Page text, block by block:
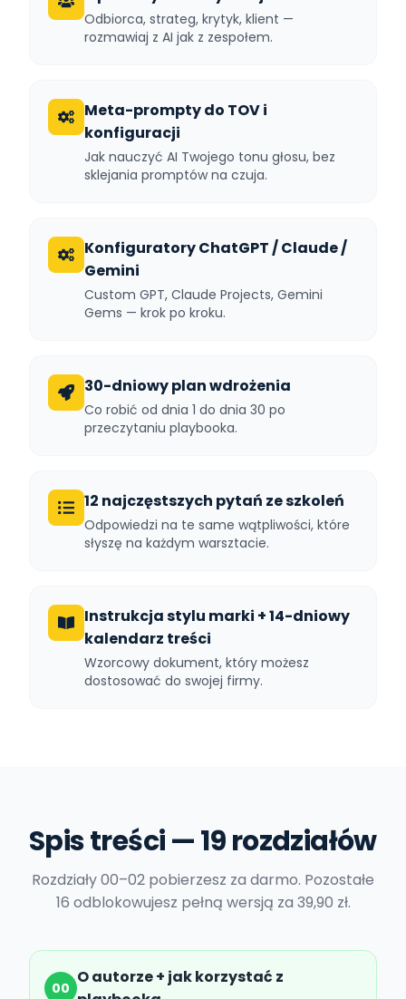
Odbiorca, strateg, krytyk, klient —
rozmawiaj z AI jak z zespołem.
Meta-prompty do TOV i
konfiguracji
Jak nauczyć AI Twojego tonu głosu, bez
sklejania promptów na czuja.
Konfiguratory ChatGPT / Claude /
Gemini
Custom GPT, Claude Projects, Gemini
Gems — krok po kroku.
30-dniowy plan wdrożenia
Co robić od dnia 1 do dnia 30 po
przeczytaniu playbooka.
12 najczęstszych pytań ze szkoleń
Odpowiedzi na te same wątpliwości, które
słyszę na każdym warsztacie.
Instrukcja stylu marki + 14-dniowy
kalendarz treści
Wzorcowy dokument, który możesz
dostosować do swojej firmy.
Spis treści — 19 rozdziałów
Rozdziały 00–02 pobierzesz za darmo. Pozostałe
16 odblokowujesz pełną wersją za 39,90 zł.
00
O autorze + jak korzystać z